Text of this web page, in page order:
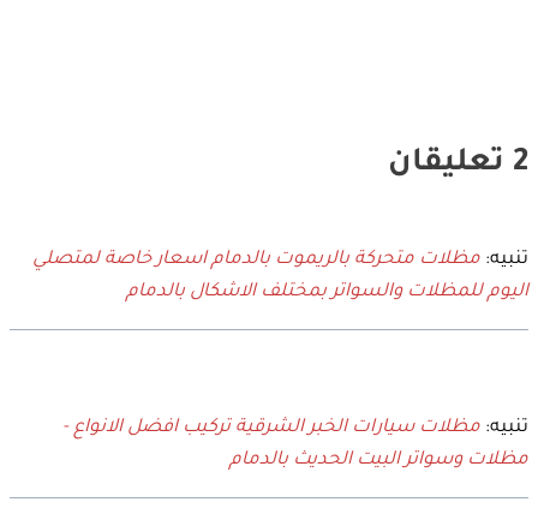
2 تعليقان
تنبيه: مظلات متحركة بالريموت بالدمام اسعار خاصة لمتصلي
اليوم للمظلات والسواتر بمختلف الاشكال بالدمام
تنبيه: مظلات سيارات الخبر الشرقية تركيب افضل الانواع -
مظلات وسواتر البيت الحديث بالدمام